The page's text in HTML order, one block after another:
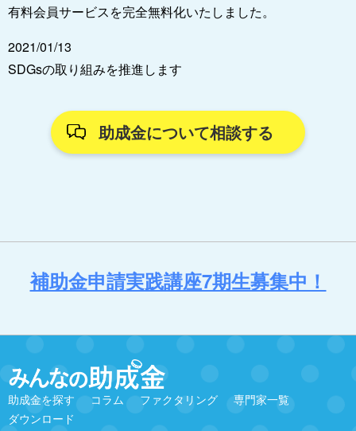
有料会員サービスを完全無料化いたしました。
2021/01/13
SDGsの取り組みを推進します
助成金について相談する
補助金申請実践講座7期生募集中！
助成金を探す コラム ファクタリング
専門家一覧
ダウンロード